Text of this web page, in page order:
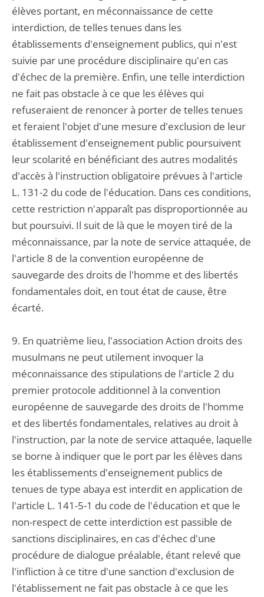
élèves portant, en méconnaissance de cette
interdiction, de telles tenues dans les
établissements d'enseignement publics, qui n'est
suivie par une procédure disciplinaire qu'en cas
d'échec de la première. Enfin, une telle interdiction
ne fait pas obstacle à ce que les élèves qui
refuseraient de renoncer à porter de telles tenues
et feraient l'objet d'une mesure d'exclusion de leur
établissement d'enseignement public poursuivent
leur scolarité en bénéficiant des autres modalités
d'accès à l'instruction obligatoire prévues à l'article
L. 131-2 du code de l'éducation. Dans ces conditions,
cette restriction n'apparaît pas disproportionnée au
but poursuivi. Il suit de là que le moyen tiré de la
méconnaissance, par la note de service attaquée, de
l'article 8 de la convention européenne de
sauvegarde des droits de l'homme et des libertés
fondamentales doit, en tout état de cause, être
écarté.
9. En quatrième lieu, l'association Action droits des
musulmans ne peut utilement invoquer la
méconnaissance des stipulations de l'article 2 du
premier protocole additionnel à la convention
européenne de sauvegarde des droits de l'homme
et des libertés fondamentales, relatives au droit à
l'instruction, par la note de service attaquée, laquelle
se borne à indiquer que le port par les élèves dans
les établissements d'enseignement publics de
tenues de type abaya est interdit en application de
l'article L. 141-5-1 du code de l'éducation et que le
non-respect de cette interdiction est passible de
sanctions disciplinaires, en cas d'échec d'une
procédure de dialogue préalable, étant relevé que
l'infliction à ce titre d'une sanction d'exclusion de
l'établissement ne fait pas obstacle à ce que les